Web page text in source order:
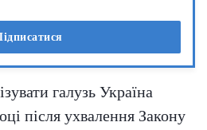
галузь Україна
після ухвалення Закону